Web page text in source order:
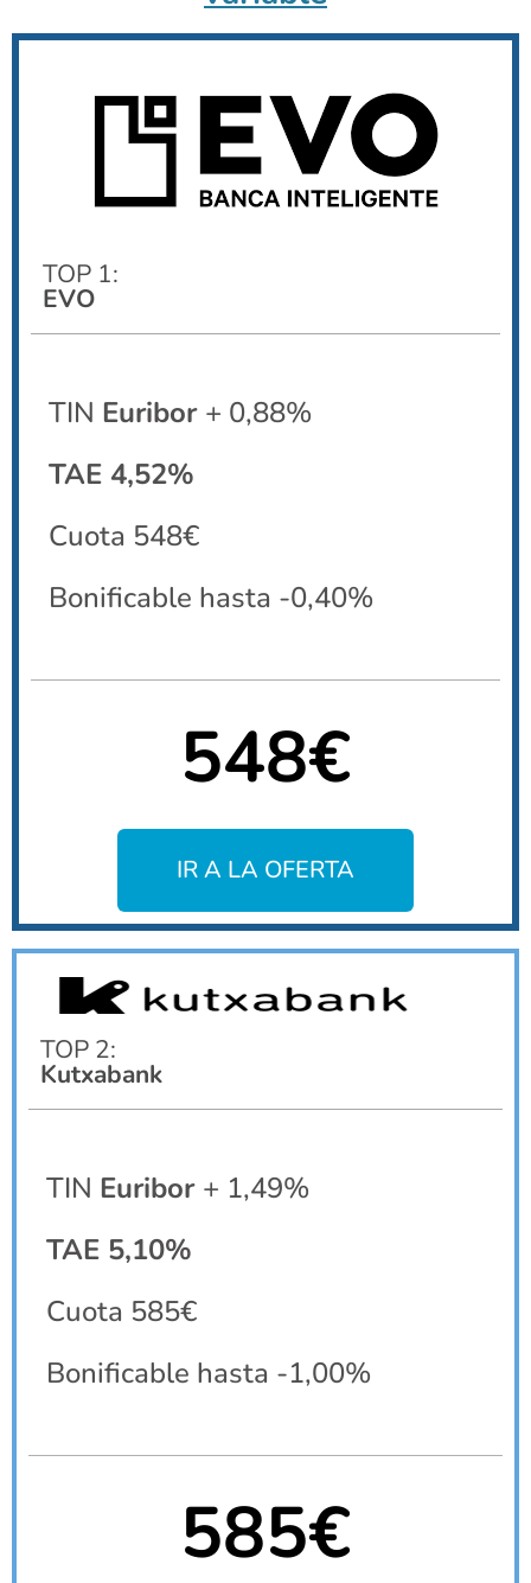
TOP 1:
EVO
TIN Euribor + 0,88%
TAE 4,52%
Cuota 548€
Bonificable hasta -0,40%
548€
IR A LA OFERTA
TOP 2:
Kutxabank
TIN Euribor + 1,49%
TAE 5,10%
Cuota 585€
Bonificable hasta -1,00%
585€